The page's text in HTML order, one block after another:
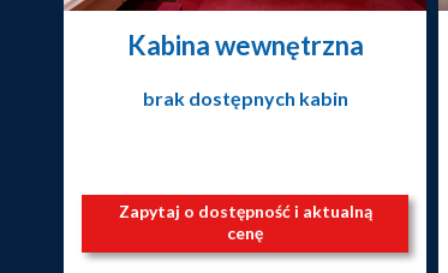
Kabina wewnętrzna
brak dostępnych kabin
Zapytaj o dostępność i aktualną
cenę